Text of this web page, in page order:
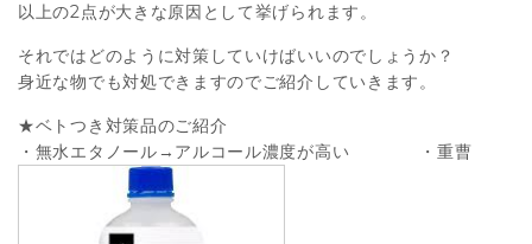
以上の2点が大きな原因として挙げられます。
それではどのように対策していけばいいのでしょうか？
身近な物でも対処できますのでご紹介していきます。
★ベトつき対策品のご紹介
・無水エタノール→アルコール濃度が高い ・重曹